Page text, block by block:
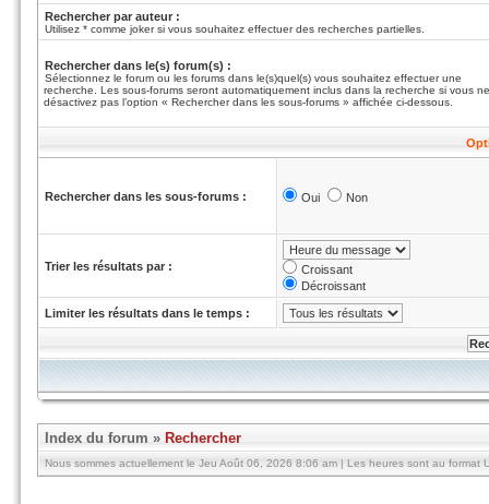
Rechercher par auteur :
Utilisez * comme joker si vous souhaitez effectuer des recherches partielles.
Rechercher dans le(s) forum(s) :
Sélectionnez le forum ou les forums dans le(s)quel(s) vous souhaitez effectuer une
recherche. Les sous-forums seront automatiquement inclus dans la recherche si vous ne
désactivez pas l’option « Rechercher dans les sous-forums » affichée ci-dessous.
Rechercher dans les sous-forums : Oui Non
Trier les résultats par :
Croissant
Décroissant
Limiter les résultats dans le temps :
Index du forum » Rechercher
Nous sommes actuellement le Jeu Août 06, 2026 8:06 am | Les heures sont au format